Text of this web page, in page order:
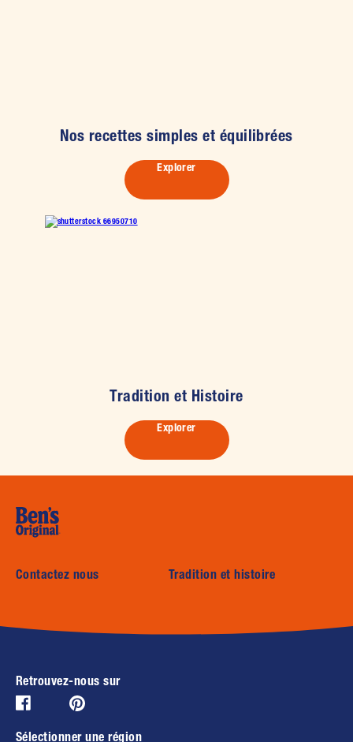
Nos recettes simples et équilibrées
Explorer
Tradition et Histoire
Explorer
Contactez nous Tradition et histoire
Retrouvez-nous sur
Facebook (opens in new window)
Pinterest (opens in new window)
Sélectionner une région